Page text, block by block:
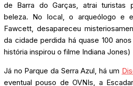
de Barra do Garças, atrai turistas
beleza. No local, o arqueólogo e
Fawcett, desapareceu
da cidade perdida há quase 100
história inspirou o filme Indiana Jones)
Já no Parque da Serra Azul, há um
eventual pouso de OVNIs, a